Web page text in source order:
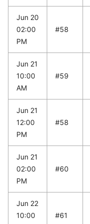
Jun 20
02:00
PM
#58
Jun 21
10:00
AM
#59
Jun 21
12:00
PM
#58
Jun 21
02:00
PM
#60
Jun 22
10:00
#61